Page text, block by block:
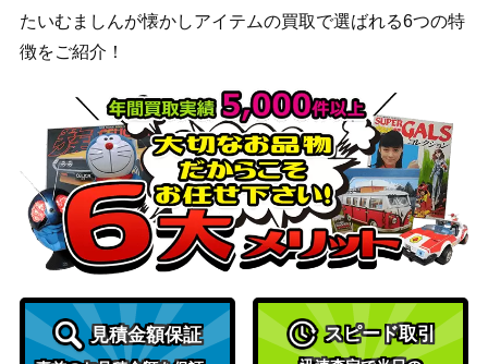
たいむましんが懐かしアイテムの買取で選ばれる6つの特
徴をご紹介！
見積金額保証 スピード取引